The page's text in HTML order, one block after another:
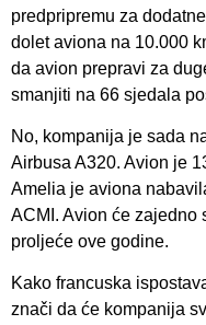
predpripremu za
dolet aviona na 10.000
da avion prepravi za
smanjiti na 66 sjedala
No, kompanija je sada
Airbusa A320. Avion je
Amelia je aviona
ACMI. Avion će zajedno
proljeće ove godine.
Kako francuska
znači da će kompanija